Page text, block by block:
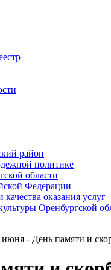
район
политике
области
Федерации
оказания услуг
Оренбургской
июня - День памяти и